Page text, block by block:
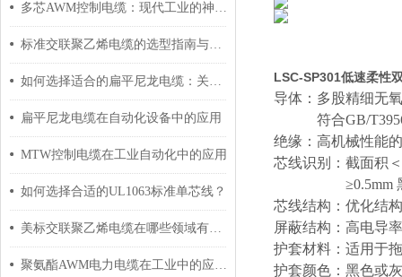
多芯AWM控制电缆：现代工业的神经脉络
标准交联聚乙烯电缆的选型指南与设计要点
如何选择适合的扁平尼龙电缆：关键因素与建议
扁平尼龙电缆在自动化设备中的应用
MTW控制电缆在工业自动化中的应用
如何选择合适的UL1063标准单芯线？
美标交联聚乙烯电缆在哪些领域有广泛应用？
聚氨酯AWM电力电缆在工业中的应用与影响
LSC-SP301低速柔性
导体：多股精细无
符合GB/
绝缘：高机械性能
芯线识别：截面积＜
≥0.5mm
芯线结构：优化结
屏蔽结构：高电导
护套材料：适用于
护套颜色：黑色或